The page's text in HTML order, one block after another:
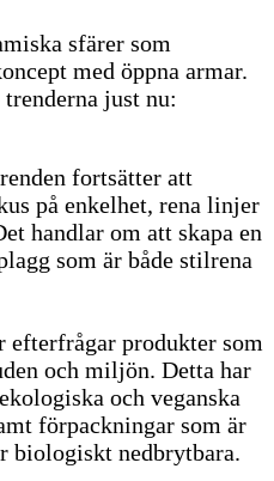
sfärer som
med öppna armar.
just nu:
fortsätter att
på enkelhet, rena linjer
handlar om att skapa en
som är både stilrena
produkter som
och miljön. Detta har
och veganska
förpackningar som är
biologiskt nedbrytbara.